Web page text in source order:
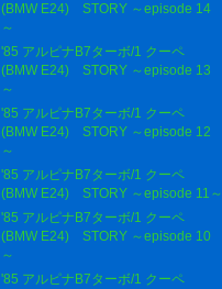
(BMW E24) STORY ～episode 14
～
'85 アルピナB7ターボ/1 クーペ
(BMW E24) STORY ～episode 13
～
'85 アルピナB7ターボ/1 クーペ
(BMW E24) STORY ～episode 12
～
'85 アルピナB7ターボ/1 クーペ
(BMW E24) STORY ～episode 11～
'85 アルピナB7ターボ/1 クーペ
(BMW E24) STORY ～episode 10
～
'85 アルピナB7ターボ/1 クーペ